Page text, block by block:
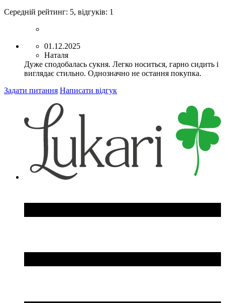
Середній рейтинг: 5, відгуків: 1
01.12.2025
Наталя
Дуже сподобалась сукня. Легко носиться, гарно сидить і
виглядає стильно. Однозначно не остання покупка.
Задати питання Написати відгук